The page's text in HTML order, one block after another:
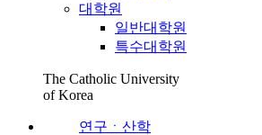
대학원
일반대학원
특수대학원
The Catholic University
of Korea
연구ㆍ산학